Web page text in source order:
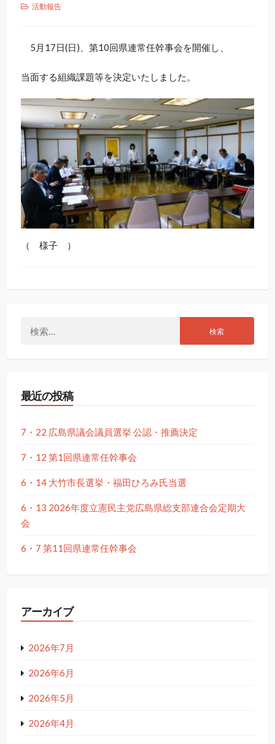
活動報告
5月17日(日)、第10回県連常任幹事会を開催し、
当面する組織課題等を決定いたしました。
（ 様子 ）
最近の投稿
7・22 広島県議会議員選挙 公認・推薦決定
7・12 第1回県連常任幹事会
6・14 大竹市長選挙・福田ひろみ氏当選
6・13 2026年度立憲民主党広島県総支部連合会定期大
会
6・7 第11回県連常任幹事会
アーカイブ
2026年7月
2026年6月
2026年5月
2026年4月